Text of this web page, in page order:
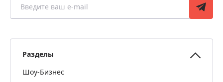
Разделы
Шоу-Бизнес